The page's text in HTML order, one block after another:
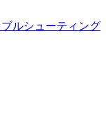
ブルシューティング